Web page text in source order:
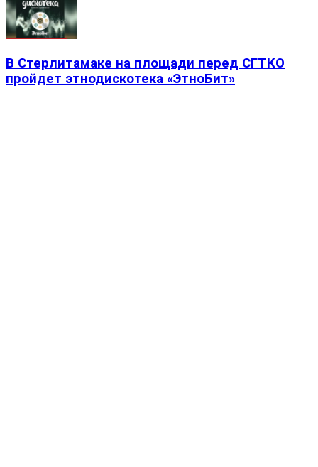
В Стерлитамаке на площади перед СГТКО
пройдет этнодискотека «ЭтноБит»